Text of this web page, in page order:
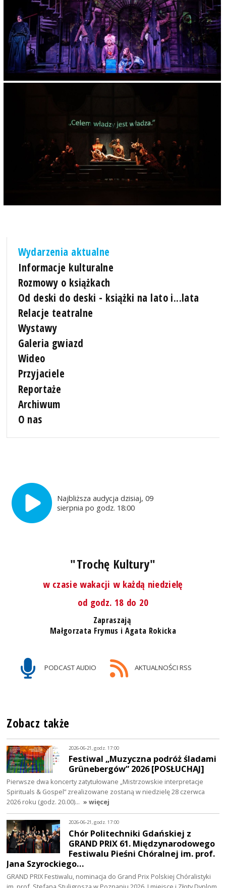
Wydarzenia aktualne
Informacje kulturalne
Rozmowy o książkach
Od deski do deski - książki na lato i...lata
Relacje teatralne
Wystawy
Galeria gwiazd
Wideo
Przyjaciele
Reportaże
Archiwum
O nas
Najbliższa audycja dzisiaj, 09
sierpnia po godz. 18:00
"Trochę Kultury"
w czasie wakacji w każdą niedzielę
od godz. 18 do 20
Zapraszają
Małgorzata Frymus i Agata Rokicka
PODCAST AUDIO AKTUALNOŚCI RSS
Zobacz także
2026-06-21, godz. 17:00
Festiwal „Muzyczna podróż śladami
Grünebergów” 2026 [POSŁUCHAJ]
Pierwsze dwa koncerty zatytułowane „Mistrzowskie interpretacje
Spirituals & Gospel” zrealizowane zostaną w niedzielę 28 czerwca
2026 roku (godz. 20.00)… » więcej
2026-06-21, godz. 17:00
Chór Politechniki Gdańskiej z
GRAND PRIX 61. Międzynarodowego
Festiwalu Pieśni Chóralnej im. prof.
Jana Szyrockiego…
GRAND PRIX Festiwalu, nominacja do Grand Prix Polskiej Chóralistyki